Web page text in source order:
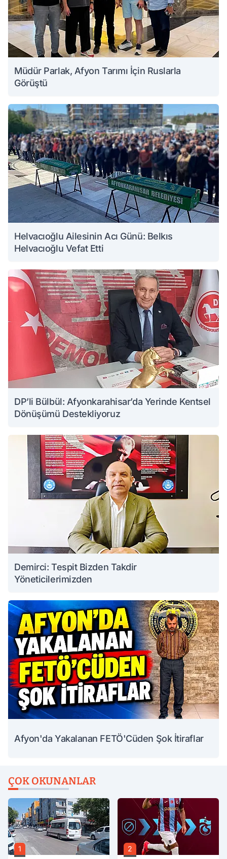
Müdür Parlak, Afyon Tarımı İçin Ruslarla
Görüştü
Helvacıoğlu Ailesinin Acı Günü: Belkıs
Helvacıoğlu Vefat Etti
DP’li Bülbül: Afyonkarahisar’da Yerinde Kentsel
Dönüşümü Destekliyoruz
Demirci: Tespit Bizden Takdir
Yöneticilerimizden
Afyon'da Yakalanan FETÖ'Cüden Şok İtiraflar
ÇOK OKUNANLAR
1 2